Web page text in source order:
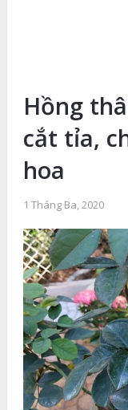
Hồng
cắt tỉa,
hoa
1 Tháng Ba, 2020